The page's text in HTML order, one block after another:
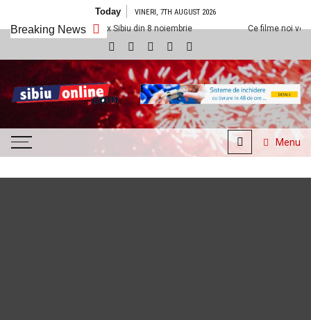
content
Today VINERI, 7TH AUGUST 2026
Breaking News
Cineplexx Sibiu din 8 noiembrie Ce filme noi vedem la Cineplexx
SibiuOnline.com
… locatii si evenimente din
Sibiu!!!
Menu